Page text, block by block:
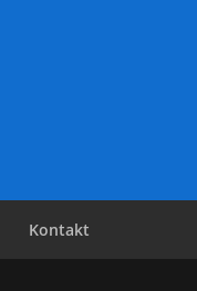
Kontakt